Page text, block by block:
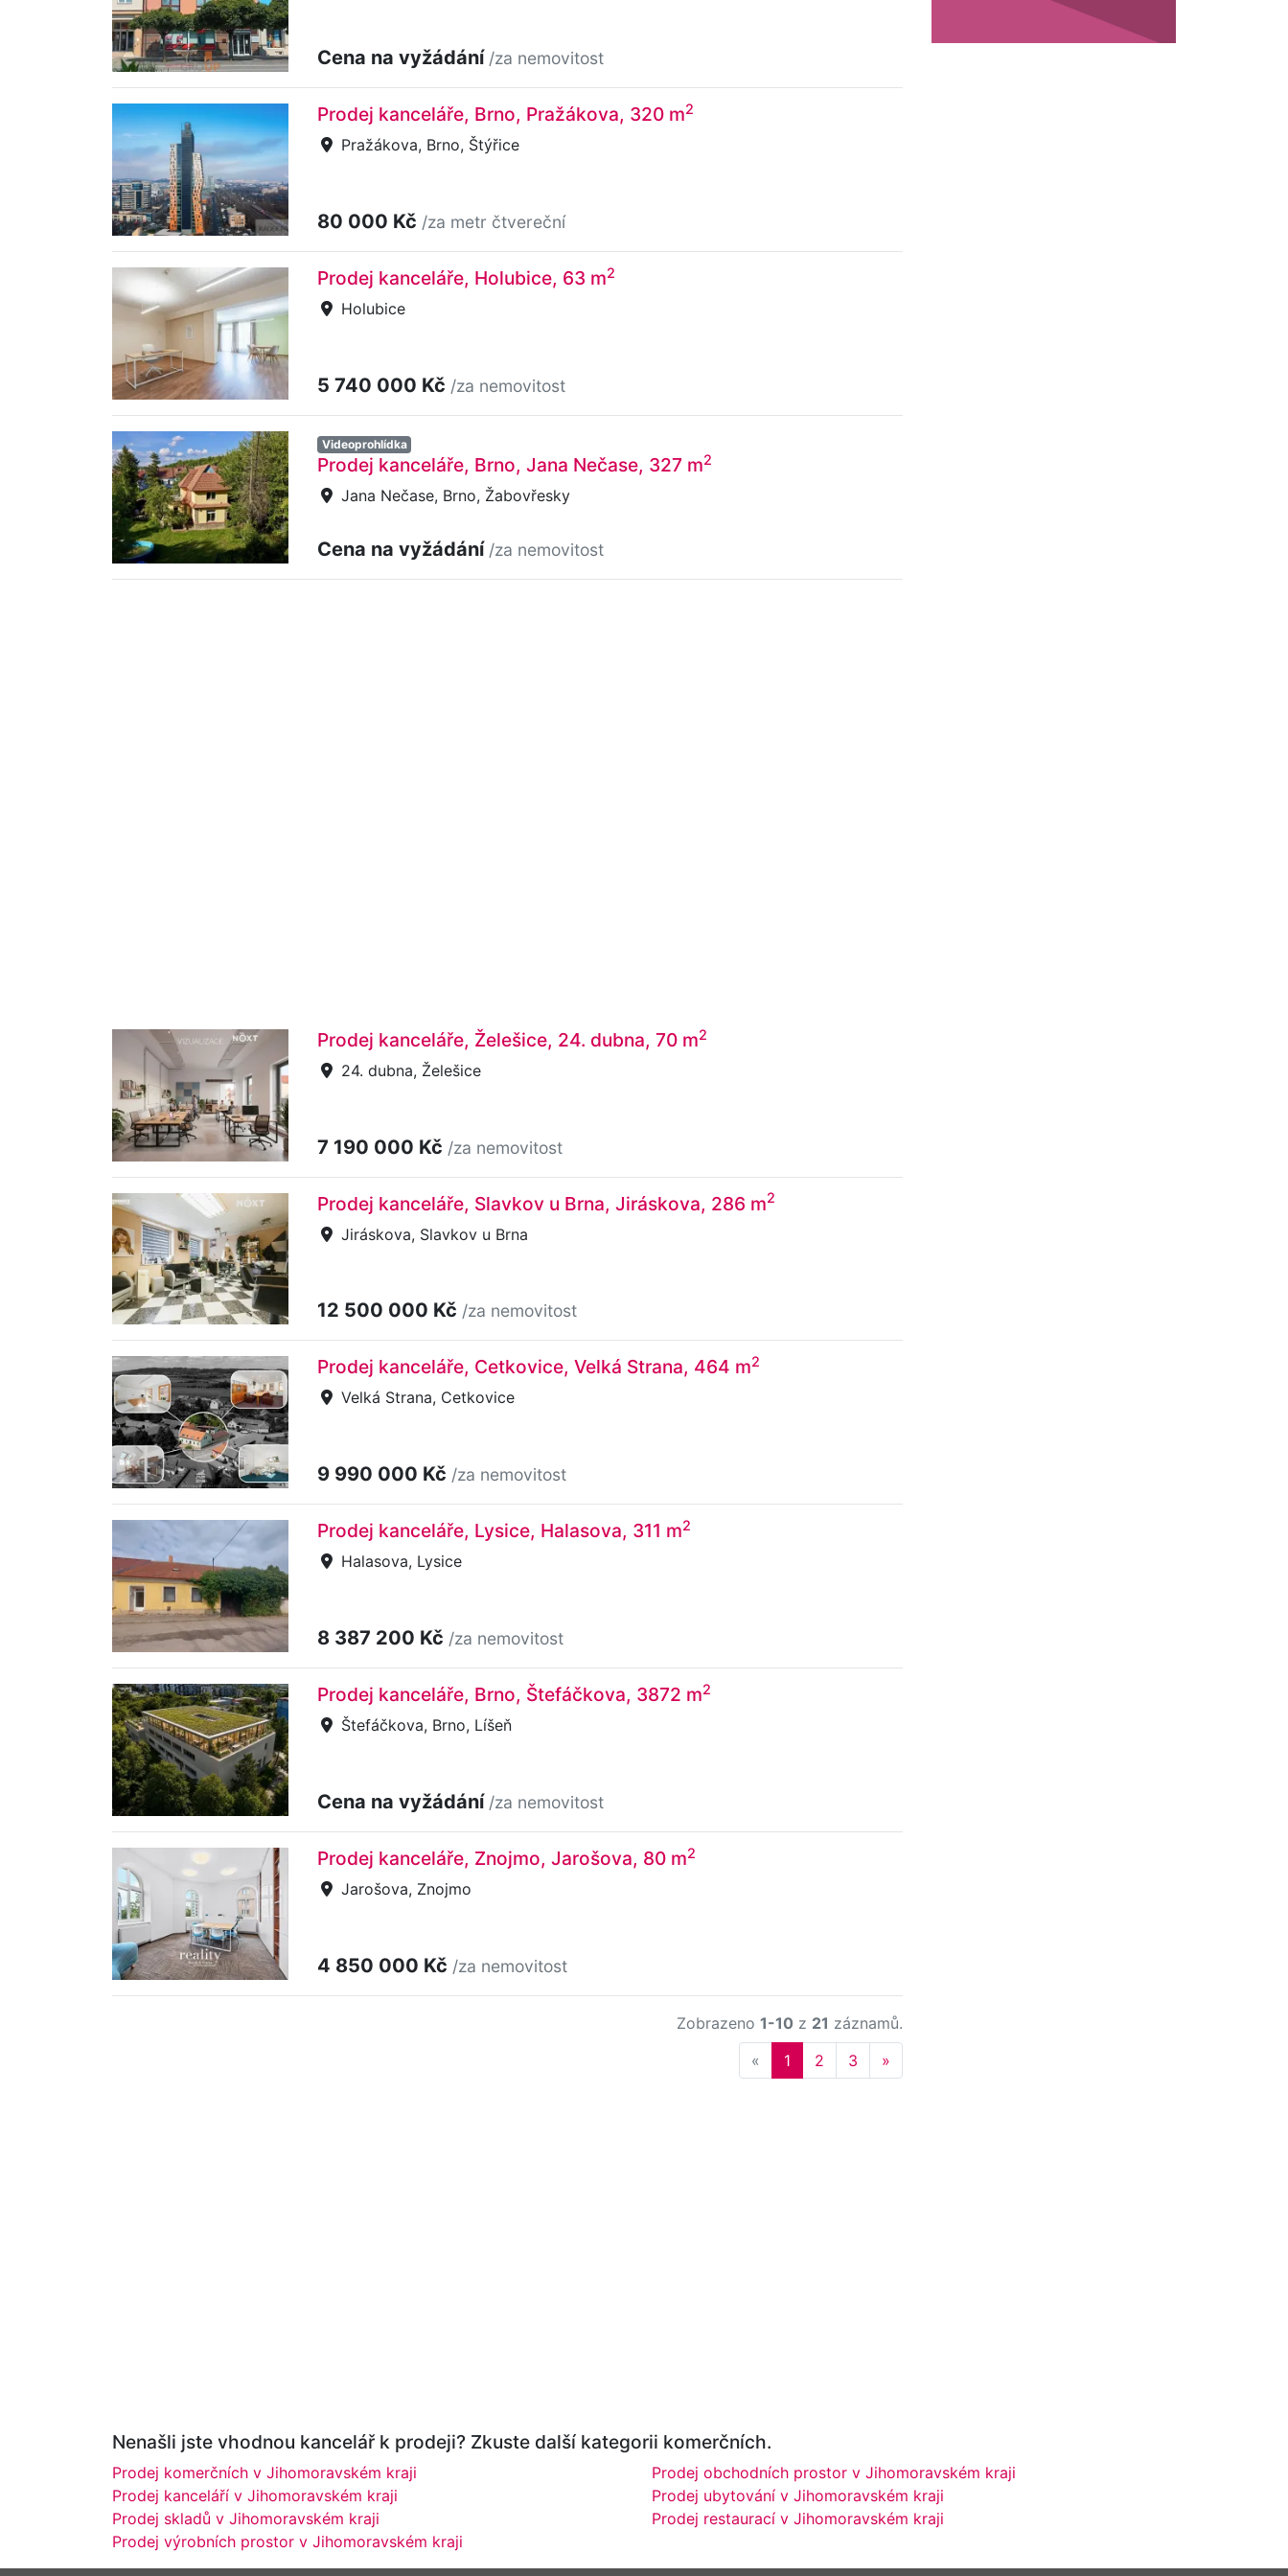
Cena na vyžádání /za nemovitost
Prodej kanceláře, Brno, Pražákova, 320 m2
Pražákova, Brno, Štýřice
80 000 Kč /za metr čtvereční
Prodej kanceláře, Holubice, 63 m2
Holubice
5 740 000 Kč /za nemovitost
Videoprohlídka
Prodej kanceláře, Brno, Jana Nečase, 327 m2
Jana Nečase, Brno, Žabovřesky
Cena na vyžádání /za nemovitost
Prodej kanceláře, Želešice, 24. dubna, 70 m2
24. dubna, Želešice
7 190 000 Kč /za nemovitost
Prodej kanceláře, Slavkov u Brna, Jiráskova, 286 m2
Jiráskova, Slavkov u Brna
12 500 000 Kč /za nemovitost
Prodej kanceláře, Cetkovice, Velká Strana, 464 m2
Velká Strana, Cetkovice
9 990 000 Kč /za nemovitost
Prodej kanceláře, Lysice, Halasova, 311 m2
Halasova, Lysice
8 387 200 Kč /za nemovitost
Prodej kanceláře, Brno, Štefáčkova, 3872 m2
Štefáčkova, Brno, Líšeň
Cena na vyžádání /za nemovitost
Prodej kanceláře, Znojmo, Jarošova, 80 m2
Jarošova, Znojmo
4 850 000 Kč /za nemovitost
Zobrazeno 1-10 z 21 záznamů.
« Previous
1 2 3 »
Nenašli jste vhodnou kancelář k prodeji? Zkuste další kategorii komerčních.
Prodej komerčních v Jihomoravském kraji
Prodej kanceláří v Jihomoravském kraji
Prodej skladů v Jihomoravském kraji
Prodej výrobních prostor v Jihomoravském kraji
Prodej obchodních prostor v Jihomoravském kraji
Prodej ubytování v Jihomoravském kraji
Prodej restaurací v Jihomoravském kraji